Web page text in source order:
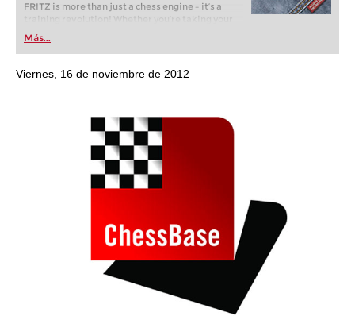
FRITZ is more than just a chess engine – it’s a
training revolution! Whether you’re taking your
first steps into the world of club chess, or already
playing at a tournament level: with FRITZ, you can
train more efficiently, intelligently and with a
more personalised approach than ever before.
Más...
Viernes, 16 de noviembre de 2012